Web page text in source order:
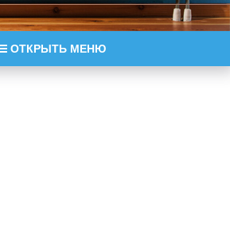
ОТКРЫТЬ МЕНЮ